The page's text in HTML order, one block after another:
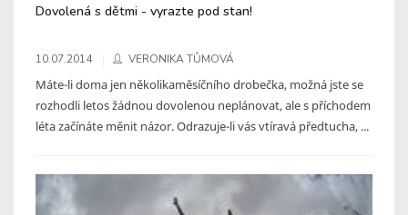
Dovolená s dětmi - vyrazte pod stan!
10.07.2014 VERONIKA TŮMOVÁ
Máte-li doma jen několikaměsíčního drobečka, možná jste se
rozhodli letos žádnou dovolenou neplánovat, ale s příchodem
léta začínáte měnit názor. Odrazuje-li vás vtíravá předtucha, ...